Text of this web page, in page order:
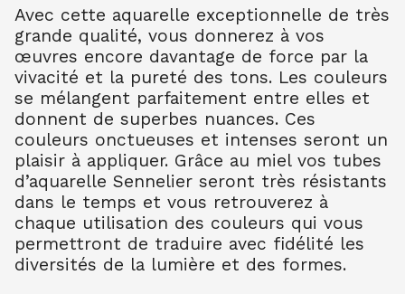
AQUARELLE EXTRA FINE TUBE 10 ML
TURQU PHTALO 341
8.80€ TTC 8.80 € TTC
AQUARELLE EXTRA FINE TUBE 10 ML
BLEU INDENTHR 395
10.00 € TTC
AQUARELLE EXTRA FINE TUBE 10 ML
TER OMB BR 202
7.90€ TTC 7.89€ TTC
AQUARELLE EXTRA FINE TUBE 10 ML
TER OMB NAT 205
7.90 € TTC 7.89€ TTC
AQUARELLE EXTRA FINE TUBE 10 ML
Avec cette aquarelle exceptionnelle de très
grande qualité, vous donnerez à vos
œuvres encore davantage de force par la
vivacité et la pureté des tons. Les couleurs
se mélangent parfaitement entre elles et
donnent de superbes nuances. Ces
couleurs onctueuses et intenses seront un
plaisir à appliquer. Grâce au miel vos tubes
d’aquarelle Sennelier seront très résistants
dans le temps et vous retrouverez à
chaque utilisation des couleurs qui vous
permettront de traduire avec fidélité les
diversités de la lumière et des formes.